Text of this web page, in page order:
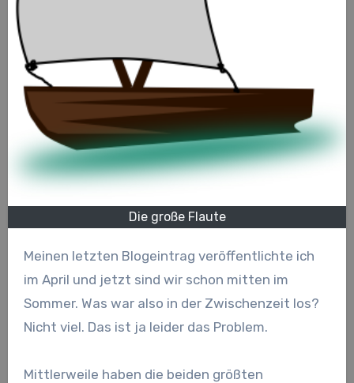
Die große Flaute
Meinen letzten Blogeintrag veröffentlichte ich
im April und jetzt sind wir schon mitten im
Sommer. Was war also in der Zwischenzeit los?
Nicht viel. Das ist ja leider das Problem.
Mittlerweile haben die beiden größten